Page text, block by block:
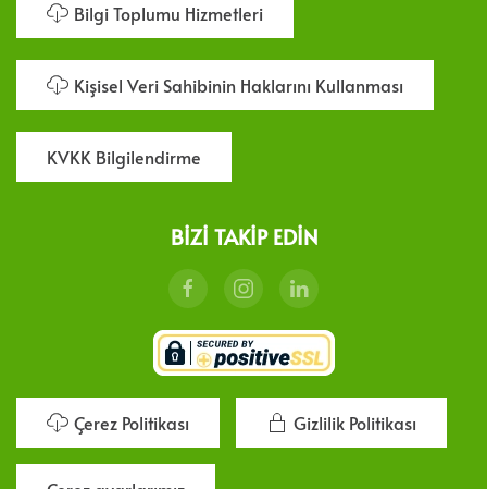
Bilgi Toplumu Hizmetleri
Kişisel Veri Sahibinin Haklarını Kullanması
KVKK Bilgilendirme
BIZI TAKIP EDIN
Çerez Politikası Gizlilik Politikası